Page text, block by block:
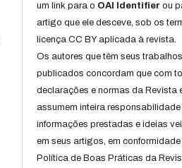
um link para o OAI Identifier ou
artigo que ele desceve, sob os
licença CC BY aplicada à revista.
Os autores que têm seus trabalhos
publicados concordam que com
declarações e normas da Revista
assumem inteira responsabilidade
informações prestadas e ideias
em seus artigos, em
Política de Boas Práticas da